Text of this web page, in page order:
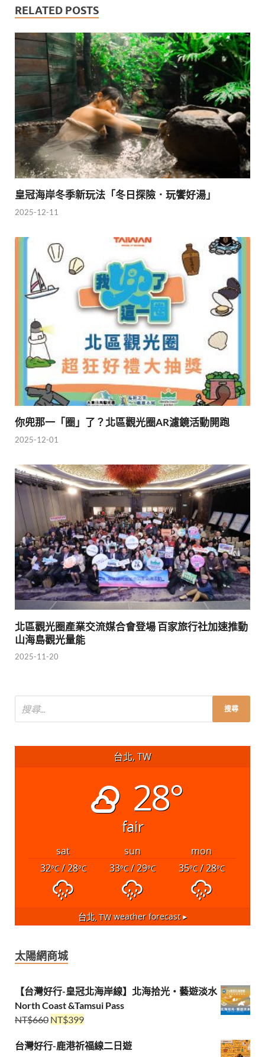
RELATED POSTS
皇冠海岸冬季新玩法「冬日探險．玩饗好湯」
2025-12-11
你兜那一「圈」了？北區觀光圈AR濾鏡活動開跑
2025-12-01
北區觀光圈產業交流媒合會登場 百家旅行社加速推動
山海島觀光量能
2025-11-20
台北, TW
28°
fair
sat sun
mon
32°C/ 28°C 33°C/ 29°C 35°C/ 28°C
台北, TWweather forecast ▸
太陽網商城
【台灣好行-皇冠北海岸線】北海拾光・藝遊淡水
North Coast &Tamsui Pass
NT$660 NT$399
台灣好行-鹿港祈福線二日遊